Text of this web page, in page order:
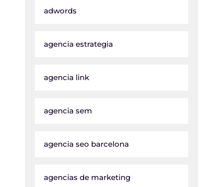
adwords
agencia estrategia
agencia link
agencia sem
agencia seo barcelona
agencias de marketing